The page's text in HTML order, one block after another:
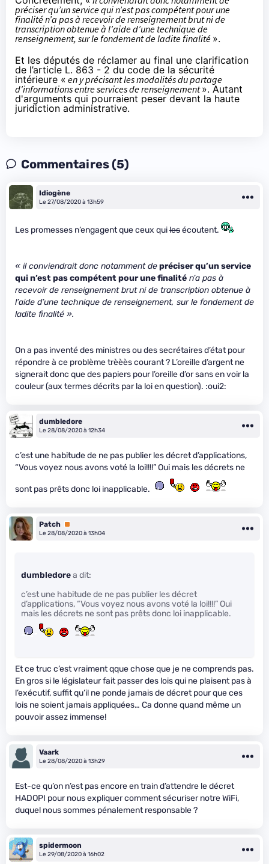
préciser qu’un service qui n’est pas compétent pour une
finalité n’a pas à recevoir de renseignement brut ni de
transcription obtenue à l’aide d’une technique de
renseignement, sur le fondement de ladite finalité ».
Et les députés de réclamer au final une clarification
de l’article L. 863 - 2 du code de la sécurité
intérieure « en y précisant les modalités du partage
d’informations entre services de renseignement». Autant
d'arguments qui pourraient peser devant la haute
juridiction administrative.
Commentaires (5)
Idiogène
Le 27/08/2020 à 13h59
Les promesses n’engagent que ceux quilesécoutent.
« il conviendrait donc notamment depréciser qu’un service
qui n’est pas compétent pour une finalité n’a pas à
recevoir de renseignement brut ni de transcription obtenue à
l’aide d’une technique de renseignement, sur le fondement de
ladite finalité ».
On a pas inventé des ministres ou des secrétaires d’état pour
répondre à ce problème trèèès courant ? L’oreille d’argent ne
signerait donc que des papiers pour l’oreille d’or sans en voir la
couleur (aux termes décrits par la loi en question). :oui2:
dumbledore
Le 28/08/2020 à 12h34
c’est une habitude de ne pas publier les décret d’applications,
“Vous voyez nous avons voté la loi!!!!” Oui mais les décrets ne
sont pas prêts donc loi inapplicable.
Patch Premium
Le 28/08/2020 à 13h04
dumbledorea dit:
c’est une habitude de ne pas publier les décret
d’applications, “Vous voyez nous avons voté la loi!!!!” Oui
mais les décrets ne sont pas prêts donc loi inapplicable.
Et ce truc c’est vraiment qque chose que je ne comprends pas.
En gros si le législateur fait passer des lois qui ne plaisent pas à
l’exécutif, suffit qu’il ne ponde jamais de décret pour que ces
lois ne soient jamais appliquées… Ca donne quand même un
pouvoir assez immense!
Vaark
Le 28/08/2020 à 13h29
Est-ce qu’on n’est pas encore en train d’attendre le décret
HADOPI pour nous expliquer comment sécuriser notre WiFi,
duquel nous sommes pénalement responsable ?
spidermoon
Le 29/08/2020 à 16h02